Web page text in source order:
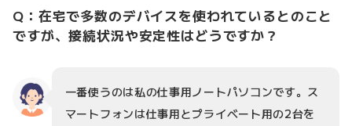
Q：在宅で多数のデバイスを使われているとのこと
ですが、接続状況や安定性はどうですか？
一番使うのは私の仕事用ノートパソコンです。ス
マートフォンは仕事用とプライベート用の2台を